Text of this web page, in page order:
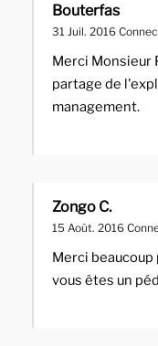
Bouterfas
31 Juil. 2016
Merci Monsieur
partage de
management.
Zongo C.
15 Août. 2016
Merci beaucoup
vous êtes un